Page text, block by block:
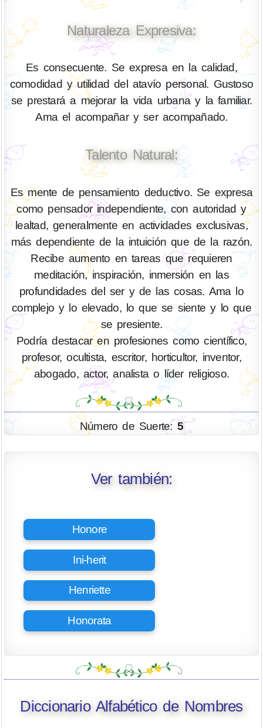
Naturaleza Expresiva:
Es consecuente. Se expresa en la calidad,
comodidad y utilidad del atavío personal. Gustoso
se prestará a mejorar la vida urbana y la familiar.
Ama el acompañar y ser acompañado.
Talento Natural:
Es mente de pensamiento deductivo. Se expresa
como pensador independiente, con autoridad y
lealtad, generalmente en actividades exclusivas,
más dependiente de la intuición que de la razón.
Recibe aumento en tareas que requieren
meditación, inspiración, inmersión en las
profundidades del ser y de las cosas. Ama lo
complejo y lo elevado, lo que se siente y lo que
se presiente.
Podría destacar en profesiones como científico,
profesor, ocultista, escritor, horticultor, inventor,
abogado, actor, analista o líder religioso.
Número de Suerte: 5
Ver también:
Honore
Ini-herit
Henriette
Honorata
Diccionario Alfabético de Nombres